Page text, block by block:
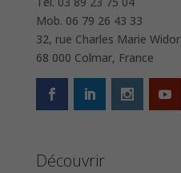
Mob. 06 79 26 43 33
32, rue Charles Marie Widor
68 000 Colmar, France
Découvrir